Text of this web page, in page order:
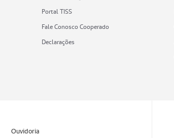
Portal TISS
Fale Conosco Cooperado
Declarações
Ouvidoria